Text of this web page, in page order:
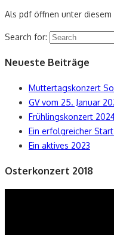
Als pdf öffnen unter diesem
Search for:
Neueste Beiträge
Muttertagskonzert
GV vom 25. Januar
Frühlingskonzert
Ein erfolgreicher
Ein aktives 2023
Osterkonzert 2018